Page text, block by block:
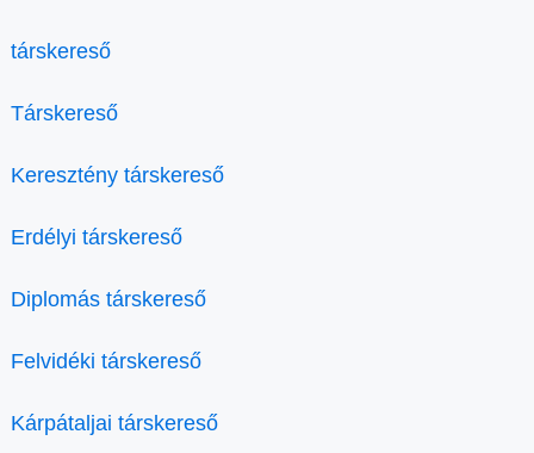
társkereső
Társkereső
Keresztény társkereső
Erdélyi társkereső
Diplomás társkereső
Felvidéki társkereső
Kárpátaljai társkereső